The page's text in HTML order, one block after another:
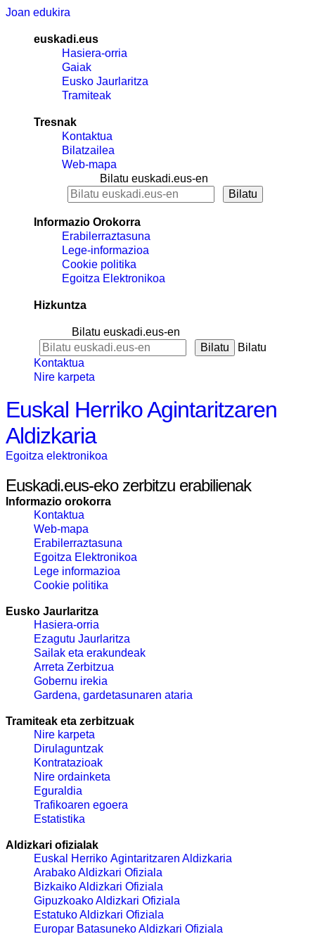
Joan edukira
euskadi.eus
Hasiera-orria
Gaiak
Eusko Jaurlaritza
Tramiteak
Tresnak
Kontaktua
Bilatzailea
Web-mapa
Bilatu euskadi.eus-en
Informazio Orokorra
Erabilerraztasuna
Lege-informazioa
Cookie politika
Egoitza Elektronikoa
Hizkuntza
Bilatu euskadi.eus-en
Bilatu
Kontaktua
Nire karpeta
Euskal Herriko Agintaritzaren
Aldizkaria
Egoitza elektronikoa
Euskadi.eus-eko zerbitzu erabilienak
Informazio orokorra
Kontaktua
Web-mapa
Erabilerraztasuna
Egoitza Elektronikoa
Lege informazioa
Cookie politika
Eusko Jaurlaritza
Hasiera-orria
Ezagutu Jaurlaritza
Sailak eta erakundeak
Arreta Zerbitzua
Gobernu irekia
Gardena, gardetasunaren ataria
Tramiteak eta zerbitzuak
Nire karpeta
Dirulaguntzak
Kontratazioak
Nire ordainketa
Eguraldia
Trafikoaren egoera
Estatistika
Aldizkari ofizialak
Euskal Herriko Agintaritzaren Aldizkaria
Arabako Aldizkari Ofiziala
Bizkaiko Aldizkari Ofiziala
Gipuzkoako Aldizkari Ofiziala
Estatuko Aldizkari Ofiziala
Europar Batasuneko Aldizkari Ofiziala